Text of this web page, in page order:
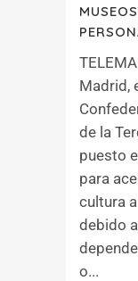
Madrid,
de la
puesto
para
cultura
debido
o...